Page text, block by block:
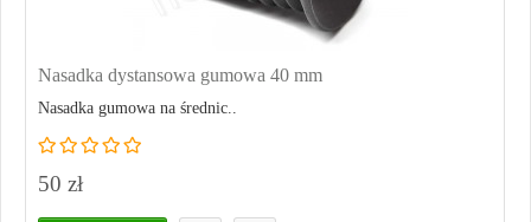
Nasadka dystansowa gumowa 40 mm
Nasadka gumowa na średnic..
50 zł